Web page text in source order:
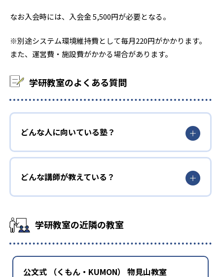
なお入会時には、入会金 5,500円が必要となる。
※別途システム環境維持費として毎月220円がかかります。
また、運営費・施設費がかかる場合があります。
学研教室のよくある質問
どんな人に向いている塾？
どんな講師が教えている？
学研教室の近隣の教室
公文式 （くもん・KUMON） 物見山教室